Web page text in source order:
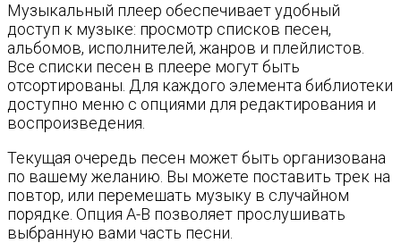
Музыкальный плеер обеспечивает удобный
доступ к музыке: просмотр списков песен,
альбомов, исполнителей, жанров и плейлистов.
Все списки песен в плеере могут быть
отсортированы. Для каждого элемента библиотеки
доступно меню с опциями для редактирования и
воспроизведения.
Текущая очередь песен может быть организована
по вашему желанию. Вы можете поставить трек на
повтор, или перемешать музыку в случайном
порядке. Опция A-B позволяет прослушивать
выбранную вами часть песни.